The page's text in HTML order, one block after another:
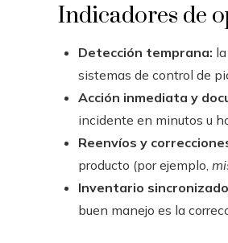
Indicadores de
Detección temprana:
sistemas de control de
Acción inmediata y
incidente en minutos u
Reenvíos y
producto (por ejemplo,
Inventario
buen manejo es la